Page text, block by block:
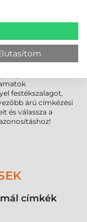
amelyek napi
jelölési
költség. A
festékszalagot,
árú címkézési
és válassza a
címkék